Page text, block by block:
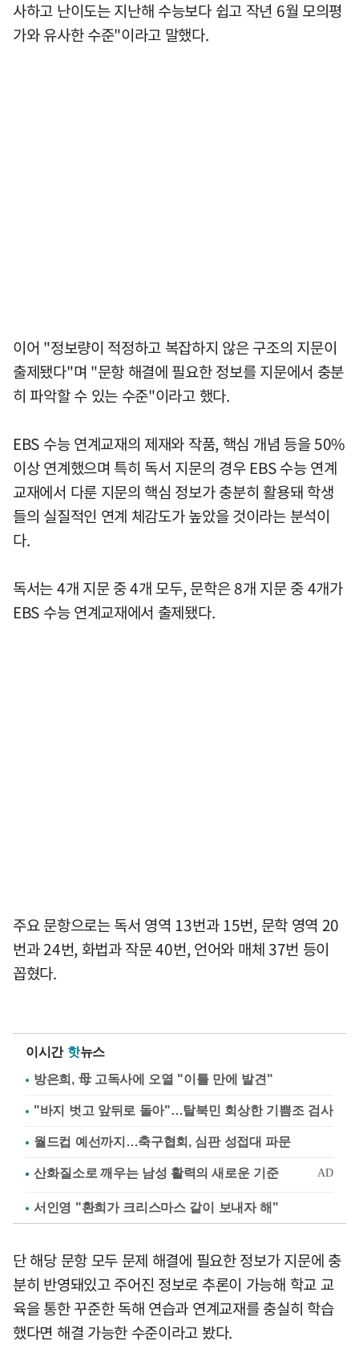
사하고 난이도는 지난해 수능보다 쉽고 작년 6월 모의평
가와 유사한 수준"이라고 말했다.
이어 "정보량이 적정하고 복잡하지 않은 구조의 지문이
출제됐다"며 "문항 해결에 필요한 정보를 지문에서 충분
히 파악할 수 있는 수준"이라고 했다.
EBS 수능 연계교재의 제재와 작품, 핵심 개념 등을 50%
이상 연계했으며 특히 독서 지문의 경우 EBS 수능 연계
교재에서 다룬 지문의 핵심 정보가 충분히 활용돼 학생
들의 실질적인 연계 체감도가 높았을 것이라는 분석이
다.
독서는 4개 지문 중 4개 모두, 문학은 8개 지문 중 4개가
EBS 수능 연계교재에서 출제됐다.
주요 문항으로는 독서 영역 13번과 15번, 문학 영역 20
번과 24번, 화법과 작문 40번, 언어와 매체 37번 등이
꼽혔다.
이시간 핫뉴스
방은희, 母 고독사에 오열 "이틀 만에 발견"
"바지 벗고 앞뒤로 돌아"…탈북민 회상한 기쁨조 검사
월드컵 예선까지…축구협회, 심판 성접대 파문
서인영 "환희가 크리스마스 같이 보내자 해"
단 해당 문항 모두 문제 해결에 필요한 정보가 지문에 충
분히 반영돼있고 주어진 정보로 추론이 가능해 학교 교
육을 통한 꾸준한 독해 연습과 연계교재를 충실히 학습
했다면 해결 가능한 수준이라고 봤다.